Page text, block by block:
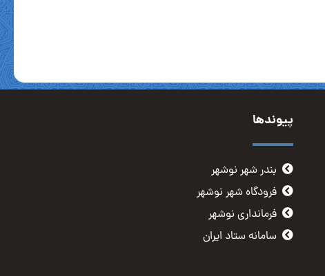
پیوندها
بندر شهر نوشهر
فرودگاه شهر نوشهر
فرمانداری نوشهر
سامانه ستاد ایران